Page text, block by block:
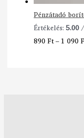
Pénzátadó
Értékelés:5.00
890Ft–1 090